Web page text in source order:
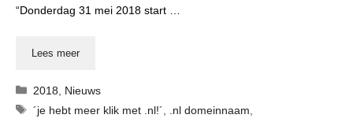
“Donderdag 31 mei 2018 start …
Lees meer
Categorieën
2018
Nieuws
Tags
´je hebt meer klik met .nl!´ .nl domeinnaam